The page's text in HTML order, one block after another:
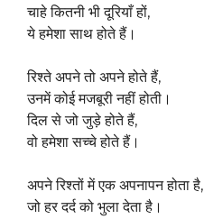
चाहे कितनी भी दूरियाँ हों,
ये हमेशा साथ होते हैं।
रिश्ते अपने तो अपने होते हैं,
उनमें कोई मजबूरी नहीं होती।
दिल से जो जुड़े होते हैं,
वो हमेशा सच्चे होते हैं।
अपने रिश्तों में एक अपनापन होता है,
जो हर दर्द को भुला देता है।